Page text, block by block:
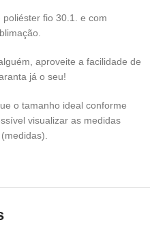
fio 30.1. e com
aproveite a facilidade de
já o seu!
o tamanho ideal conforme
visualizar as medidas